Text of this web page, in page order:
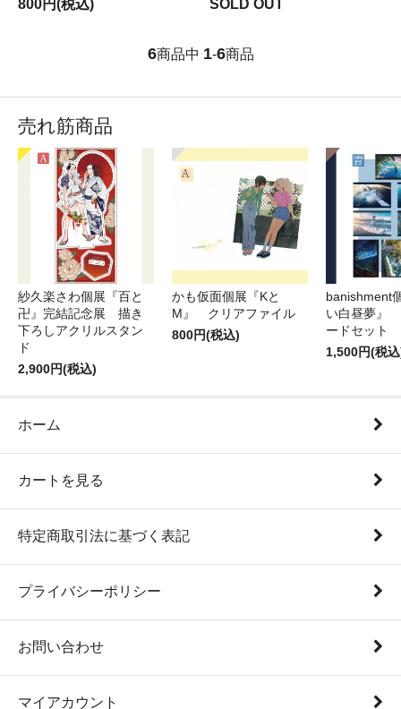
800円(税込)
SOLD OUT
6商品中 1-6商品
売れ筋商品
紗久楽さわ個展『百と
卍』完結記念展 描き
下ろしアクリルスタン
ド
2,900円(税込)
かも仮面個展『Kと
M』 クリアファイル
800円(税込)
banishment
い白昼夢』
ードセット
1,500円(税
ホーム
カートを見る
特定商取引法に基づく表記
プライバシーポリシー
お問い合わせ
マイアカウント